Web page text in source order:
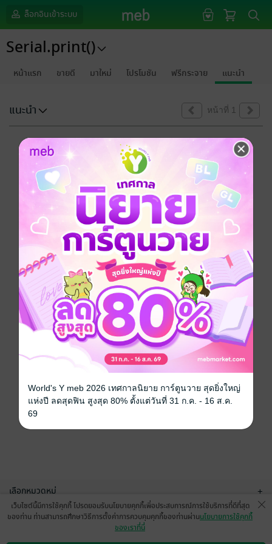
ล็อกอินเข้าระบบ
Serial.print()
หน้าแรก ขายดี มาใหม่ โปรโมชัน ฟรีกระจาย แนะนำ
แนะนำ หน้าที่ 1
ขออภัยด้วยนะคะ
ไม่พบข้อมูลในหัวข้อที่คุณกำลังชมค่ะ
เลือกหมวดหมู่ +
บริการช่วยเหลือ
เว็บไซต์นี้มีการใช้คุกกี้ โปรดยอมรับนโยบายคุกกี้เพื่อประสบการณ์การใช้บริการที่ดีที่สุด
ของท่าน ท่านสามารถศึกษาวิธีการตั้งค่าการควบคุมคุกกี้ของท่านผ่านนโยบายการใช้คุกกี้
ของเราที่นี่
World's Y meb 2026 เทศกาลนิยาย การ์ตูนวาย สุดยิ่งใหญ่
แห่งปี ลดสุดฟิน สูงสุด 80% ตั้งแต่วันที่ 31 ก.ค. - 16 ส.ค.
69